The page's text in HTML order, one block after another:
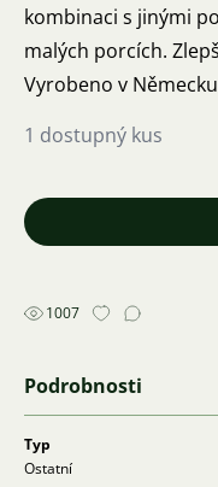
kombinaci s jinými
malých porcích.
Vyrobeno v
1 dostupný kus
1007
Podrobnosti
Typ
Ostatní